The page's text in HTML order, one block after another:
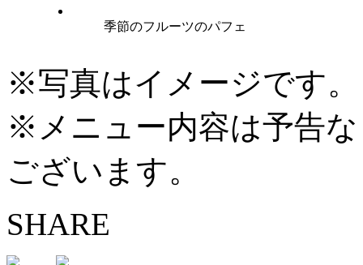
季節のフルーツのパフェ
※写真はイメージです。
※メニュー内容は予告
ございます。
SHARE